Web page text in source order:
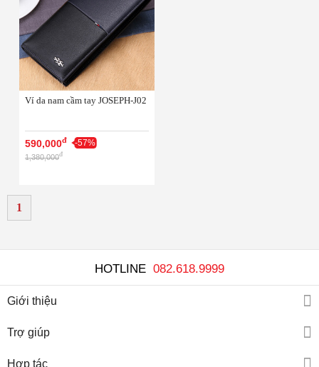
Ví da nam cầm tay JOSEPH-J02
590,000đ -57%
1,380,000đ
1
HOTLINE 082.618.9999
Giới thiệu
Giới thiệu
Quy định và hình thức thanh toán
Trợ giúp
Hướng dẫn mua hàng
Hợp tác